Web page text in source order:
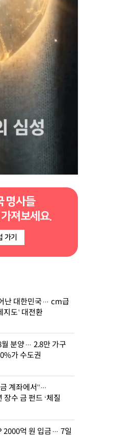
명사들
져보세요.
가기
난 대한민국… cm급
지도’ 대전환
월 분양… 2.8만 가구
가 수도권
계좌에서”…
장수 금 펀드 ‘체질
2000억 원 입금… 7일